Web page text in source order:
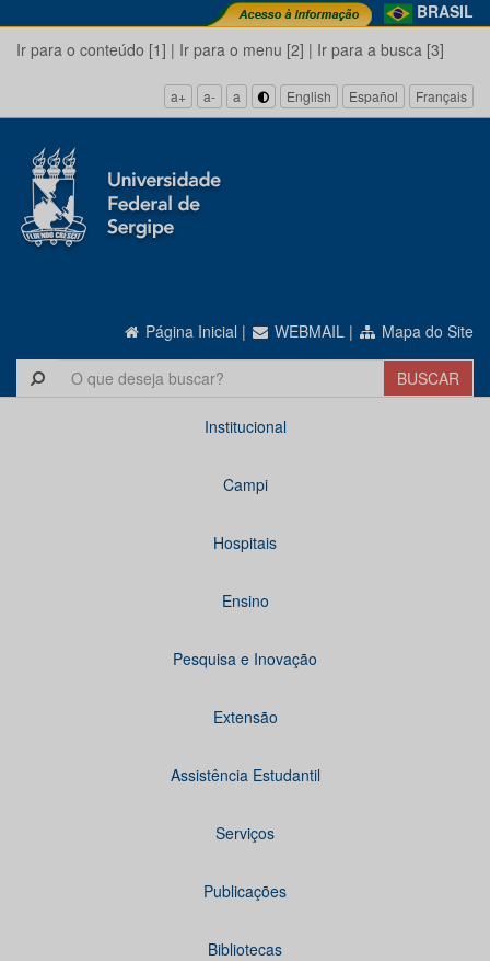
BRASIL
Ir para o conteúdo [1] | Ir para o menu [2] | Ir para a busca [3]
a+ a- a English Español Français
Página Inicial | WEBMAIL | Mapa do Site
Institucional
Campi
Hospitais
Ensino
Pesquisa e Inovação
Extensão
Assistência Estudantil
Serviços
Publicações
Bibliotecas